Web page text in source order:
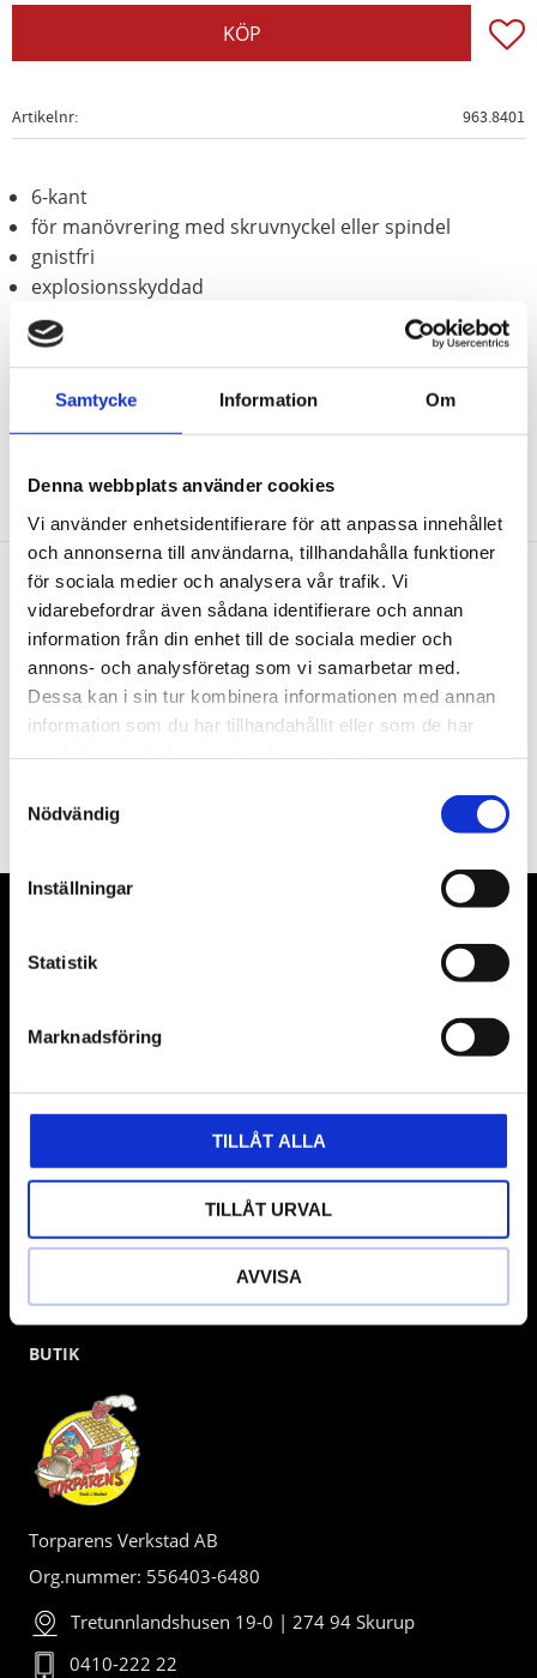
Samtycke Information Om
Denna webbplats använder cookies
Vi använder enhetsidentifierare för att anpassa innehållet
och annonserna till användarna, tillhandahålla funktioner
för sociala medier och analysera vår trafik. Vi
vidarebefordrar även sådana identifierare och annan
information från din enhet till de sociala medier och
annons- och analysföretag som vi samarbetar med.
Dessa kan i sin tur kombinera informationen med annan
information som du har tillhandahållit eller som de har
Nödvändig
Inställningar
Statistik
Marknadsföring
TILLÅT ALLA
TILLÅT URVAL
AVVISA
KÖP
Artikelnr 963.8401
6-kant
för manövrering med skruvnyckel eller spindel
gnistfri
explosionsskyddad
korrosionsbeständig
slittålig
Aluminium-brons (icke-järn-legering)
Nyhetsbrev
PRENUMERERA
integritetspolicy.
Våra främsta leverantörer är KS Tools verktyg, ATH billyftar
& däckmaskiner och Master luftmaskiner. Kontakta oss
gärna om vad som helst då vi gör vårt yttersta för att hjälpa
BUTIK
Torparens Verkstad AB
Org.nummer: 556403-6480
Tretunnlandshusen 19-0 | 274 94 Skurup
0410-222 22